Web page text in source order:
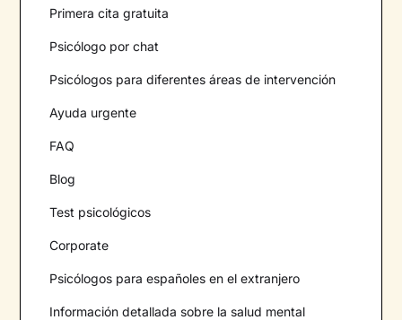
Primera cita gratuita
Psicólogo por chat
Psicólogos para diferentes áreas de intervención
Ayuda urgente
FAQ
Blog
Test psicológicos
Corporate
Psicólogos para españoles en el extranjero
Información detallada sobre la salud mental